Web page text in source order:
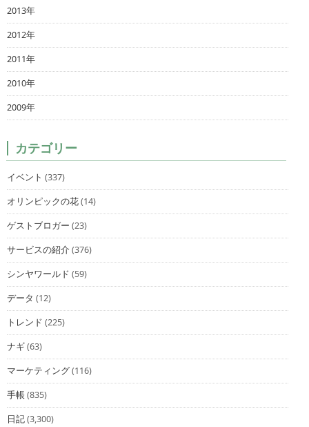
2013年
2012年
2011年
2010年
2009年
カテゴリー
イベント (337)
オリンピックの花(14)
ゲストブロガー (23)
サービスの紹介(376)
シンヤワールド (59)
データ (12)
トレンド (225)
ナギ(63)
マーケティング(116)
手帳(835)
日記(3,300)